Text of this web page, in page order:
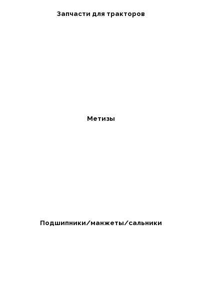
Запчасти для тракторов
Метизы
Подшипники/манжеты/сальники